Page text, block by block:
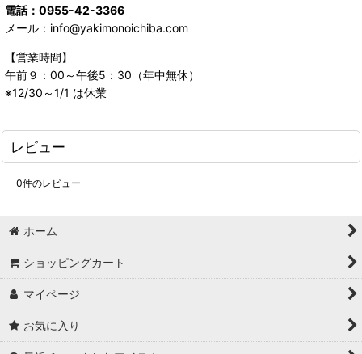
電話：0955-42-3366
メール：info@yakimonoichiba.com
【営業時間】
午前９：00～午後5：30（年中無休）
※12/30～1/1 は休業
レビュー
0件のレビュー
ホーム
ショッピングカート
マイページ
お気に入り